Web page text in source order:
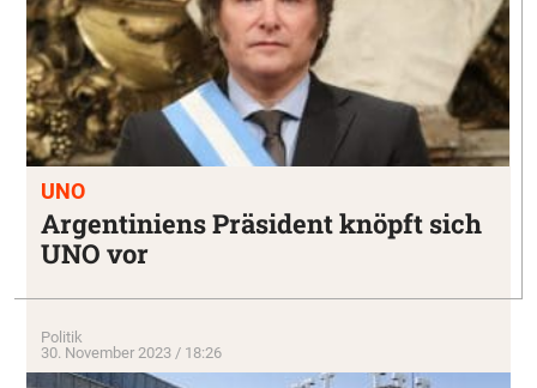
UNO
Argentiniens Präsident knöpft sich
UNO vor
Politik
30. November 2023 / 18:26